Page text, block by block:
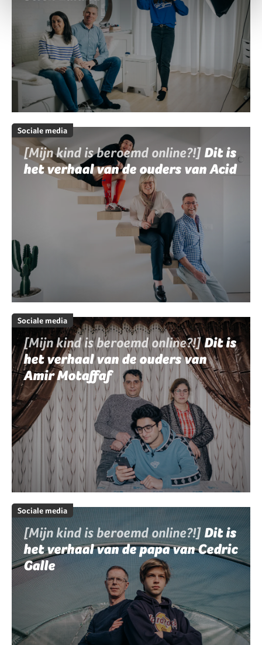
Sociale media
[Mijn kind is beroemd online?!] Dit is
het verhaal van de ouders van Acid
Sociale media
[Mijn kind is beroemd online?!]Dit is
het verhaal van de ouders van
Amir Motaffaf
Sociale media
[Mijn kind is beroemd online?!] Dit is
het verhaal van de papa van Cedric
Galle